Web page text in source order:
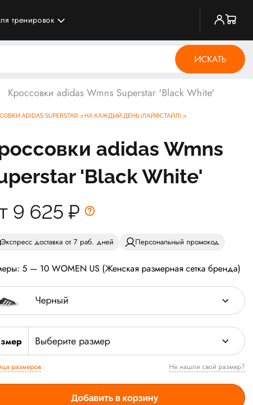
тренировок
ИСКАТЬ
Кроссовки adidas Wmns Superstar 'Black White'
ADIDAS SUPERSTAR НА КАЖДЫЙ ДЕНЬ (ЛАЙФСТАЙЛ)
adidas Wmns
'Black White'
9 625 ₽
Экспресс доставка от 7 раб. дней Персональный промокод
5 — 10 WOMEN US (Женская размерная сетка бренда)
Черный
Выберите размер
размеров Не нашли свой размер?
Добавить в корзину